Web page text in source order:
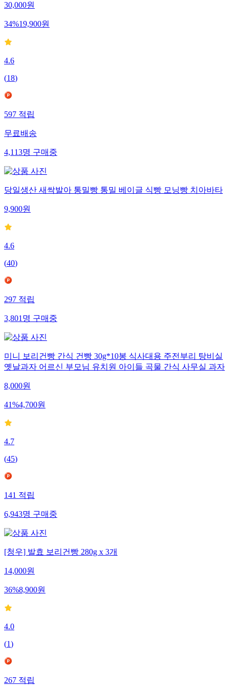
30,000원
34%19,900원
4.6
(18)
597적립
무료배송
4,113명구매중
당일생산 새싹발아 통밀빵 통밀 베이글 식빵 모닝빵 치아바타
9,900원
4.6
(40)
297적립
3,801명구매중
미니 보리건빵 간식 건빵 30g*10봉 식사대용 주전부리 탕비실
옛날과자 어르신 부모님 유치원 아이들 곡물 간식 사무실 과자
8,000원
41%4,700원
4.7
(45)
141적립
6,943명구매중
[청우] 발효 보리건빵 280g x 3개
14,000원
36%8,900원
4.0
(1)
267적립